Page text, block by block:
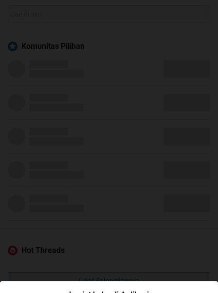
Komunitas Pilihan
Hot Threads
Lihat Selengkapnya